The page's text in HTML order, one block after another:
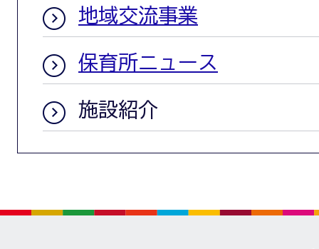
地域交流事業
保育所ニュース
施設紹介